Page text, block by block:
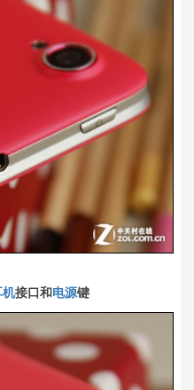
接口和电源键